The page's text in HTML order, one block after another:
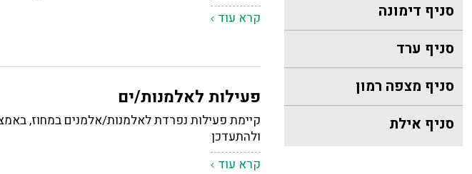
סניף דימונה
סניף ערד
סניף מצפה רמון
סניף אילת
קרא עוד
פעילות לאלמנות/ים
קיימת פעילות נפרדת לאלמנות/אלמנים במחוז,
ולהתעדכן
קרא עוד